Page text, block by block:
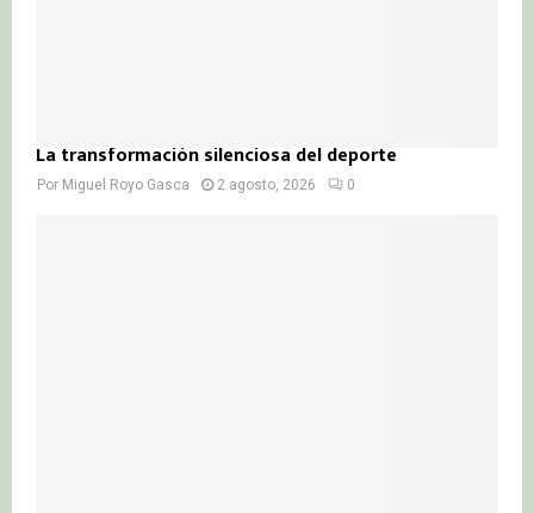
La transformación silenciosa del deporte
Por Miguel Royo Gasca 2 agosto, 2026 0